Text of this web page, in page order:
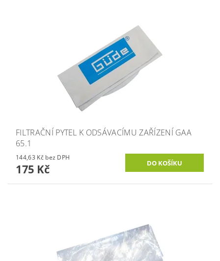
FILTRAČNÍ PYTEL K ODSÁVACÍMU ZAŘÍZENÍ GAA
65.1
144,63 Kč bez DPH
175 Kč